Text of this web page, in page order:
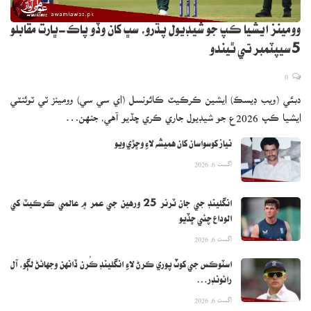
وومينز ايشيا ڪپ جو شيڊيول پڌرو، سڀ کان وڏو پاڪ-ڀارت مقابلو
5 سيپٽمبر تي ٿيندو
دبئي (ويب ڊيسڪ) ايشين ڪرڪيٽ ڪائونسل (اي سي سي) وومينز ٽي ٽوئنٽي
ايشيا ڪپ 2026ع جو شيڊيول جاري ڪري ڇڏيو آهي، جنهن…
نياز کوسواسان کان هميشه لاءِ وڇڙي ويو
اگست 6, 2026
انگلينڊ جي جان ٽرنر 25 ورهين جي عمر ۾ عالمي ڪرڪيٽ کي
الوداع چئي ڇڏيو
اگست 6, 2026
اسٽوڪس جي کوٽ پوري ڪرڻ لاءِ انگلينڊ ڪُرن ڏانهن وجهائڻ لڳو، آل
رائونڊر…
اگست 6, 2026